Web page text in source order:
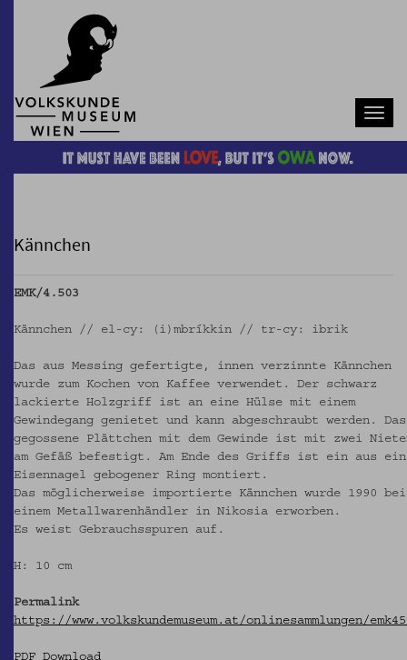
Kännchen
EMK/4.503
Kännchen // el-cy: (i)mbríkkin // tr-cy: ibrik
Das aus Messing gefertigte, innen verzinnte Kännchen
wurde zum Kochen von Kaffee verwendet. Der schwarz
lackierte Holzgriff ist an eine Hülse mit einem
Gewindegang genietet und kann abgeschraubt werden. Das
gegossene Plättchen mit dem Gewinde ist mit zwei
am Gefäß befestigt. Am Ende des Griffs ist ein aus
Eisennagel gebogener Ring montiert.
Das möglicherweise importierte Kännchen wurde 1990 bei
einem Metallwarenhändler in Nikosia erworben.
Es weist Gebrauchsspuren auf.
H: 10 cm
Permalink
https://www.volkskundemuseum.at/onlinesammlungen/
PDF Download